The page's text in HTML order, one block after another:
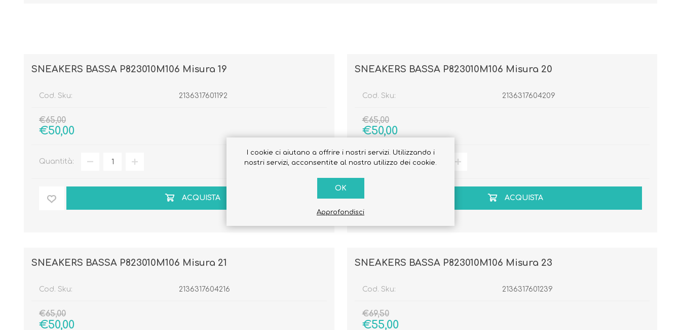
SNEAKERS BASSA P823010M106 Misura 19
Cod. Sku: 2136317601192
€65,00
€50,00
Quantità:
ACQUISTA
SNEAKERS BASSA P823010M106 Misura 20
Cod. Sku: 2136317604209
€65,00
€50,00
Quantità:
ACQUISTA
SNEAKERS BASSA P823010M106 Misura 21
Cod. Sku: 2136317604216
€65,00
€50,00
SNEAKERS BASSA P823010M106 Misura 23
Cod. Sku: 2136317601239
€69,50
€55,00
I cookie ci aiutano a offrire i nostri servizi. Utilizzando i
nostri servizi, acconsentite al nostro utilizzo dei cookie.
OK
Approfondisci